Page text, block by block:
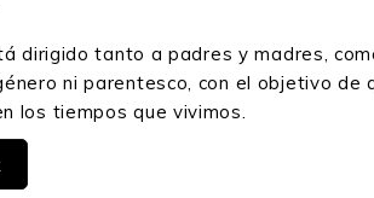
dirigido tanto a padres y madres,
ni parentesco, con el objetivo de
los tiempos que vivimos.